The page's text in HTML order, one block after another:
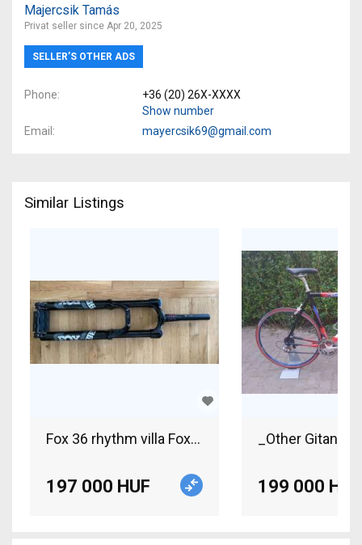
Majercsik Tamás
Privat seller since Apr 20, 2025
SELLER’S OTHER ADS
Phone
+36 (20) 26X-XXXX
Show number
Email
mayercsik69@gmail.com
Similar Listings
Fox 36 rhythm villa Fox 36
197 000 HUF
_Other Gitane
199 000 HUF